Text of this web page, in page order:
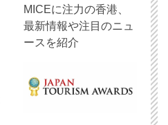
MICEに注力の香港、
最新情報や注目のニュ
ースを紹介